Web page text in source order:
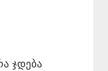
ჯდება